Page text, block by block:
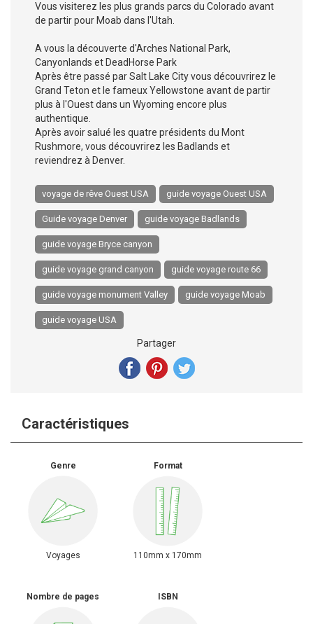
Vous visiterez les plus grands parcs du Colorado avant
de partir pour Moab dans l'Utah.
A vous la découverte d'Arches National Park,
Canyonlands et DeadHorse Park
Après être passé par Salt Lake City vous découvrirez le
Grand Teton et le fameux Yellowstone avant de partir
plus à l'Ouest dans un Wyoming encore plus
authentique.
Après avoir salué les quatre présidents du Mont
Rushmore, vous découvrirez les Badlands et
reviendrez à Denver.
voyage de rêve Ouest USA guide voyage Ouest USA
Guide voyage Denver guide voyage Badlands
guide voyage Bryce canyon
guide voyage grand canyon guide voyage route 66
guide voyage monument Valley guide voyage Moab
guide voyage USA
Partager
Caractéristiques
Genre
Voyages
Format
110mm x 170mm
Nombre de pages ISBN